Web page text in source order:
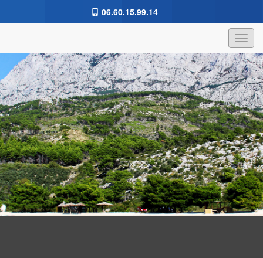
06.60.15.99.14